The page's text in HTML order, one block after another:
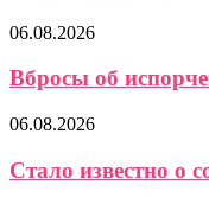
06.08.2026
Вбросы об
06.08.2026
Стало известно о